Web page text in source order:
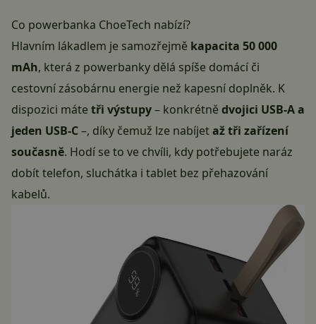
Co powerbanka ChoeTech nabízí?
Hlavním lákadlem je samozřejmě kapacita 50 000
mAh, která z powerbanky dělá spíše domácí či
cestovní zásobárnu energie než kapesní doplněk. K
dispozici mátetři výstupy– konkrétnědvojici USB-A a
jeden USB-C–, díky čemuž lze nabíjetaž tři zařízení
současně. Hodí se to ve chvíli, kdy potřebujete naráz
dobít telefon, sluchátka i tablet bez přehazování
kabelů.